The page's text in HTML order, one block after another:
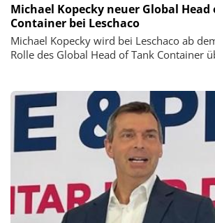
Michael Kopecky neuer Global Head
Container bei Leschaco
Michael Kopecky wird bei Leschaco ab
Rolle des Global Head of Tank Container